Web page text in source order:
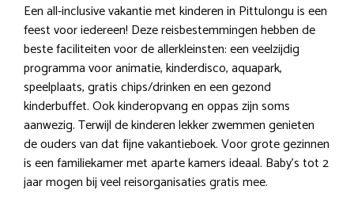
Een all-inclusive vakantie met kinderen in Pittulongu is een
feest voor iedereen! Deze reisbestemmingen hebben de
beste faciliteiten voor de allerkleinsten: een veelzijdig
programma voor animatie, kinderdisco, aquapark,
speelplaats, gratis chips/drinken en een gezond
kinderbuffet. Ook kinderopvang en oppas zijn soms
aanwezig. Terwijl de kinderen lekker zwemmen genieten
de ouders van dat fijne vakantieboek. Voor grote gezinnen
is een familiekamer met aparte kamers ideaal. Baby’s tot 2
jaar mogen bij veel reisorganisaties gratis mee.